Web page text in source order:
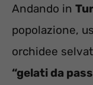
Andando in
popolazione,
orchidee
“gelati da